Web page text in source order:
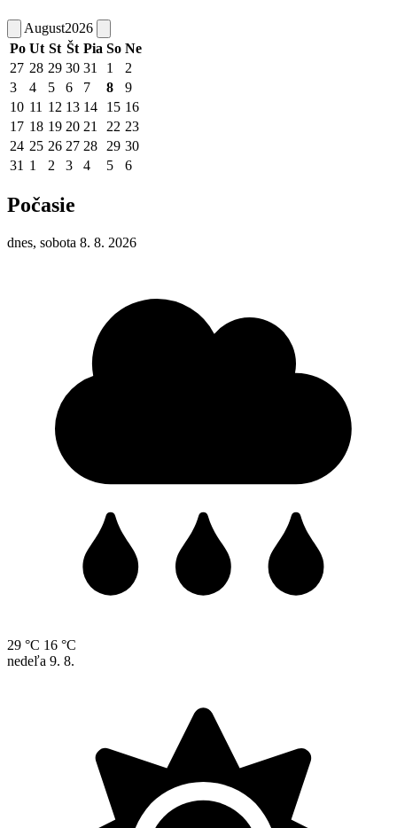
August2026
Po Ut St Št Pia So Ne
27 28 29 30 31 1
2
3
4 5 6 7 8
9
10 11 12 13 14 15 16
17 18 19 20 21 22 23
24 25 26 27 28 29 30
31 1 2 3 4 5 6
Počasie
dnes, sobota 8. 8. 2026
29 °C 16 °C
nedeľa 9. 8.